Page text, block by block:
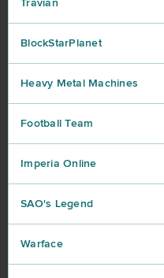
Travian
BlockStarPlanet
Heavy Metal Machines
Football Team
Imperia Online
SAO's Legend
Warface